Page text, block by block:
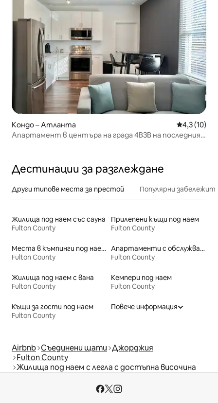
Кондо – Атланта Средна
4,3 (10)
Апартамент в центъра на града 4B3B на последния
Дестинации за разглеждане
Други типове места за престой Популярни
Жилища под наем със сауна
Fulton County
Прилепени къщи под наем
Fulton County
Места в къмпинги под наем
Fulton County
Апартаменти с обслужване под наем
Fulton County
Жилища под наем с вана
Fulton County
Кемпери под наем
Fulton County
Къщи за гости под наем
Fulton County
Повече информация
Airbnb Съединени щати Джорджия
Fulton County
Жилища под наем с легла с достъпна височина